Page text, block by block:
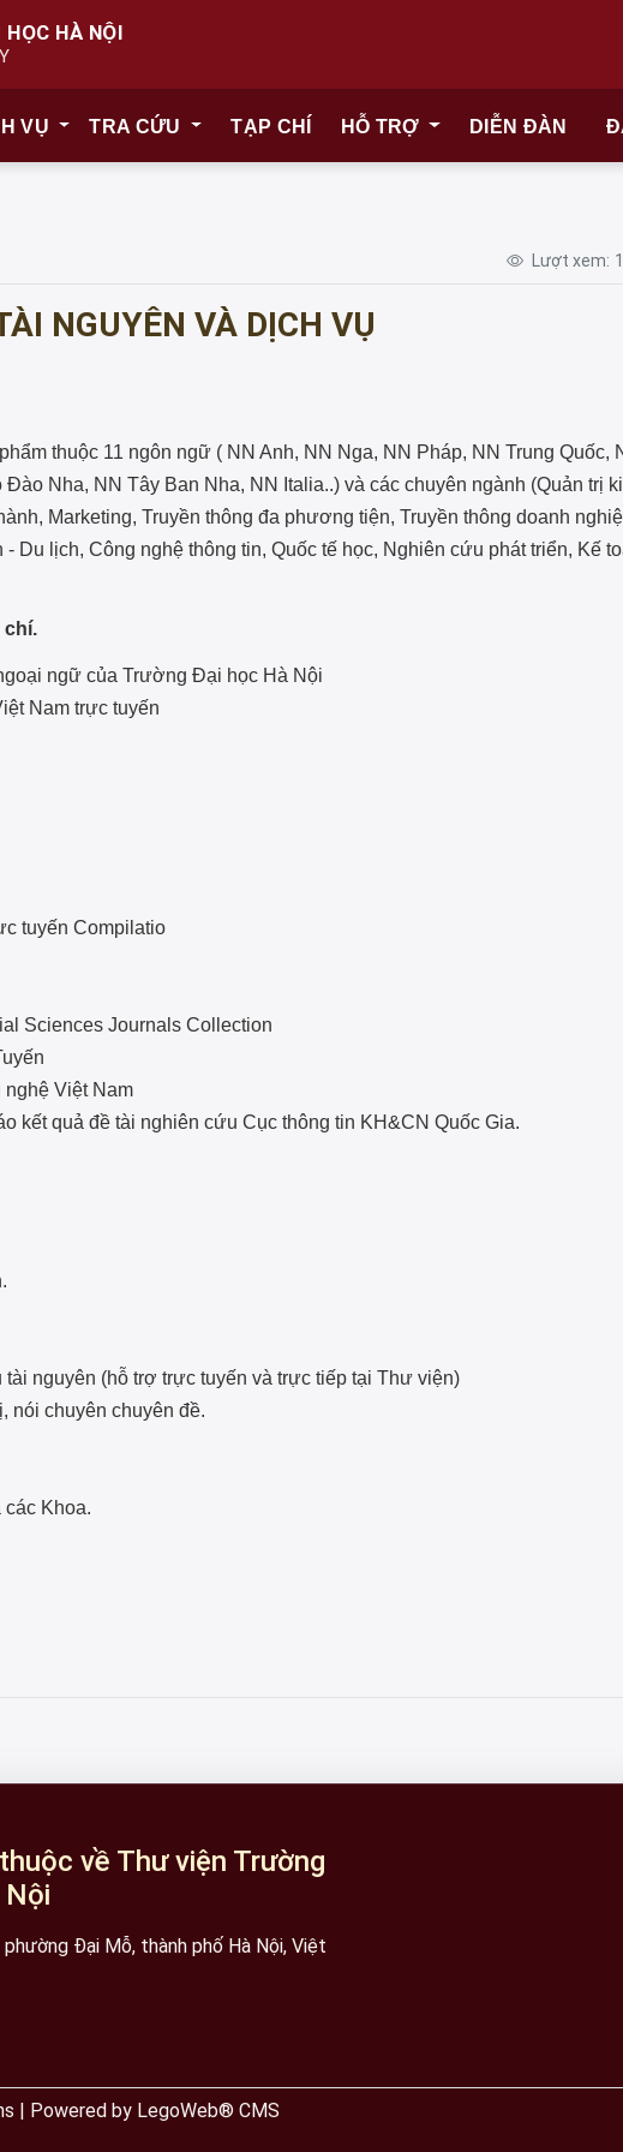
HÀ NỘI
VỤ TRA CỨU TẠP CHÍ HỖ TRỢ DIỄN ĐÀN
Lượt xem:
NGUYÊN VÀ DỊCH VỤ
thuộc 11 ngôn ngữ ( NN Anh, NN Nga, NN Pháp, NN Trung Quốc,
Nha, NN Tây Ban Nha, NN Italia..) và các chuyên ngành (Quản trị
Marketing, Truyền thông đa phương tiện, Truyền thông doanh
Du lịch, Công nghệ thông tin, Quốc tế học, Nghiên cứu phát triển, Kế
chí.
ngữ của Trường Đại học Hà Nội
Nam trực tuyến
tuyến Compilatio
Sciences Journals Collection
nghệ Việt Nam
kết quả đề tài nghiên cứu Cục thông tin KH&CN Quốc Gia.
nguyên (hỗ trợ trực tuyến và trực tiếp tại Thư viện)
nói chuyên chuyên đề.
các Khoa.
về Thư viện Trường
Đại Mỗ, thành phố Hà Nội, Việt
| Powered by LegoWeb® CMS